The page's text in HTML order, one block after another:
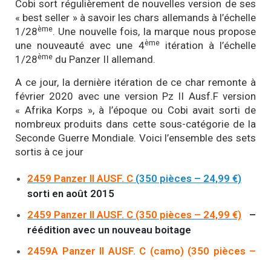
Cobi sort régulièrement de nouvelles version de ses
« best seller » à savoir les chars allemands à l’échelle
1/28ème. Une nouvelle fois, la marque nous propose
une nouveauté avec une 4èmeitération à l’échelle
1/28ème du Panzer II allemand.
A ce jour, la dernière itération de ce char remonte à
février 2020 avec une version Pz II Ausf.F version
« Afrika Korps », à l’époque ou Cobi avait sorti de
nombreux produits dans cette sous-catégorie de la
Seconde Guerre Mondiale. Voici l’ensemble des sets
sortis à ce jour
2459 Panzer II AUSF. C (350 pièces – 24,99 €)
sorti en août 2015
2459 Panzer II AUSF. C (350 pièces – 24,99 €) –
réédition avec un nouveau boitage
2459A Panzer II AUSF. C (camo) (350 pièces –